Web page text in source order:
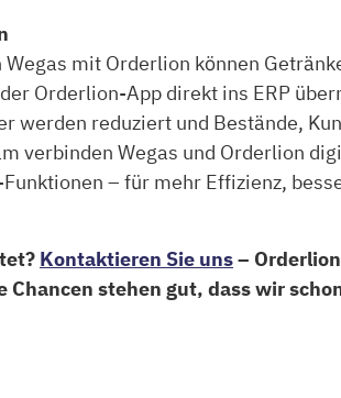
mit Orderlion können
Orderlion-App direkt ins ERP
werden reduziert und Bestände,
verbinden Wegas und Orderlion
– für mehr Effizienz,
Kontaktieren Sie uns–
Chancen stehen gut, dass wir